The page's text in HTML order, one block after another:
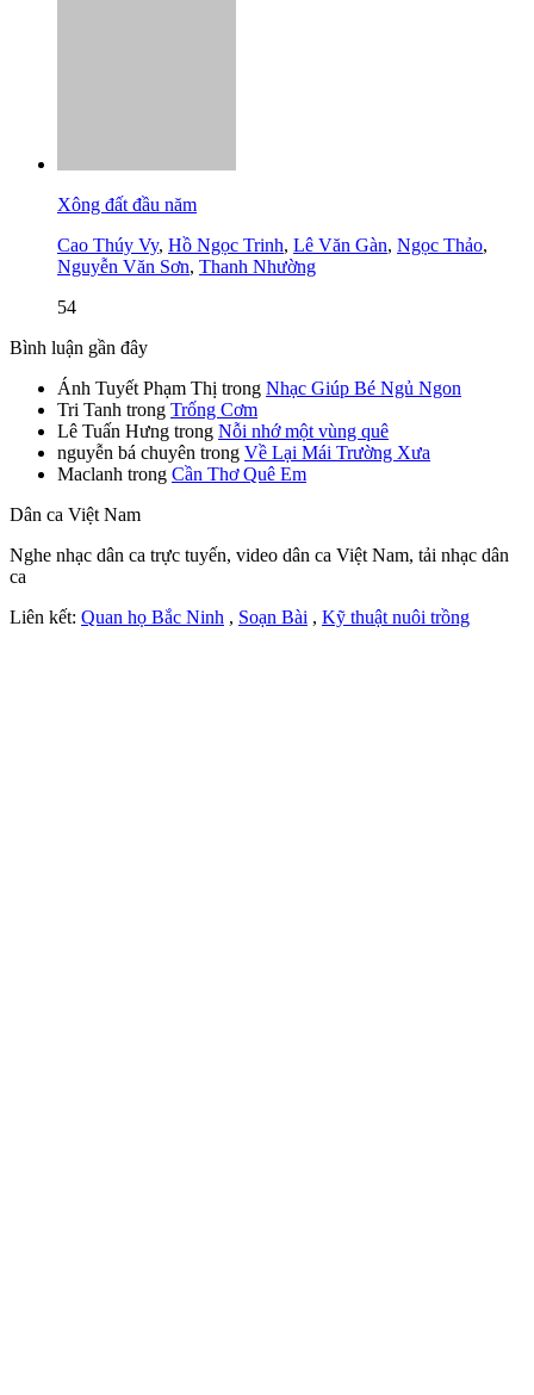
Xông đất đầu năm
Cao Thúy Vy, Hồ Ngọc Trinh, Lê Văn Gàn, Ngọc Thảo,
Nguyễn Văn Sơn, Thanh Nhường
54
Bình luận gần đây
Ánh Tuyết Phạm Thị trong Nhạc Giúp Bé Ngủ Ngon
Tri Tanh trong Trống Cơm
Lê Tuấn Hưng trong Nỗi nhớ một vùng quê
nguyễn bá chuyên trong Về Lại Mái Trường Xưa
Maclanh trong Cần Thơ Quê Em
Dân ca Việt Nam
Nghe nhạc dân ca trực tuyến, video dân ca Việt Nam, tải nhạc dân
ca
Liên kết: Quan họ Bắc Ninh , Soạn Bài , Kỹ thuật nuôi trồng